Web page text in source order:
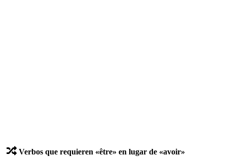
Verbos que requieren «être» en lugar de «avoir»